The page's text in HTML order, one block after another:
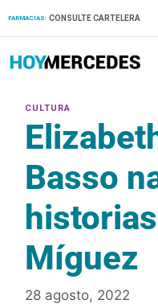
FARMACIAS: CONSULTE CARTELERA
Basso
Míguez
28 agosto, 2022